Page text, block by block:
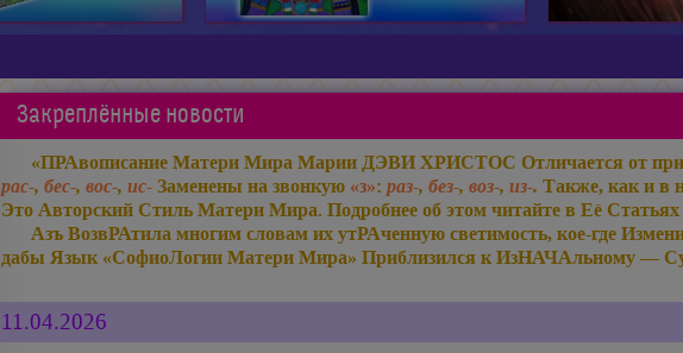
Закреплённые новости
«ПРАвописание Матери МираМарии ДЭВИ ХРИСТОС Отличается от
рас-, бес-, вос-, ис-Заменены на звонкую «з»: раз-, без-, воз-, из-. Также, как и в
Это Авторский Стиль Матери Мира. Подробнее об этом читайте в Её Статьях
Азъ ВозвРАтила многим словам их утРАченную светимость, кое-где
дабы Язык «СофиоЛогии Матери Мира» Приблизился к ИзНАЧАльному —
11.04.2026